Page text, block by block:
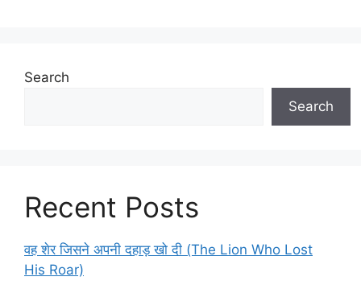
Search
Search
Recent Posts
वह शेर जिसने अपनी दहाड़ खो दी (The Lion Who Lost
His Roar)